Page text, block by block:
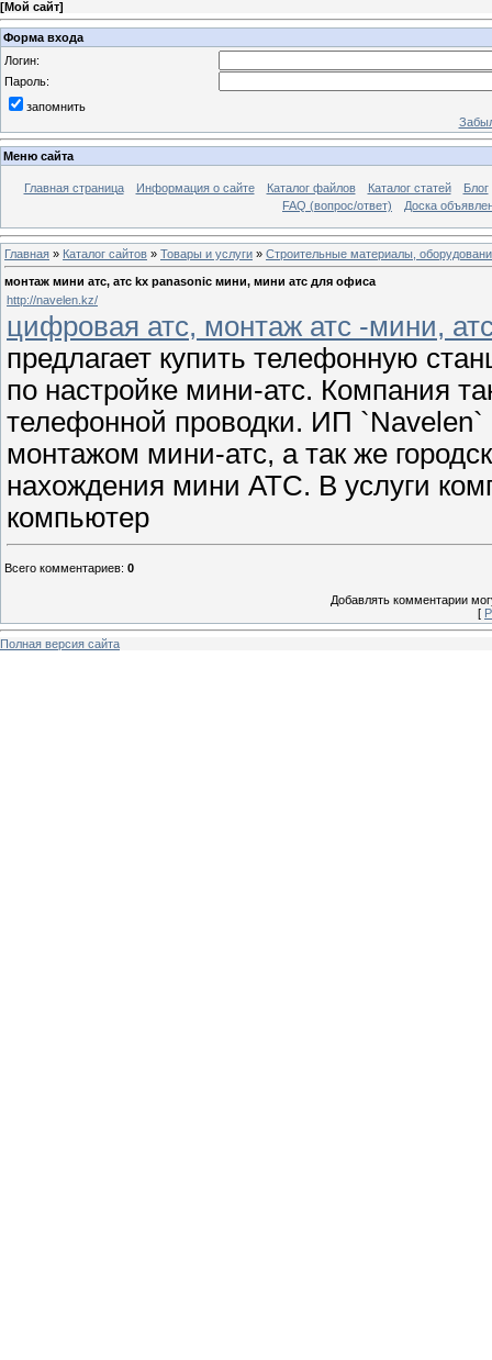
[Мой сайт]
Форма входа
Логин:
Пароль:
запомнить
Меню сайта
Главная страница Информация о сайте Каталог файлов Каталог статей
Блог
FAQ (вопрос/ответ)
Доска
Главная » Каталог сайтов » Товары и услуги » Строительные материалы,
монтаж мини атс, атс kx panasonic мини, мини атс для офиса
http://navelen.kz/
цифровая атс, монтаж атс -мини,
предлагает купить телефонную
по настройке мини-атс. Компания
телефонной проводки. ИП
монтажом мини-атс, а так же
нахождения мини АТС. В услуги
компьютер
Всего комментариев: 0
Добавлять комментарии
[
Полная версия сайта